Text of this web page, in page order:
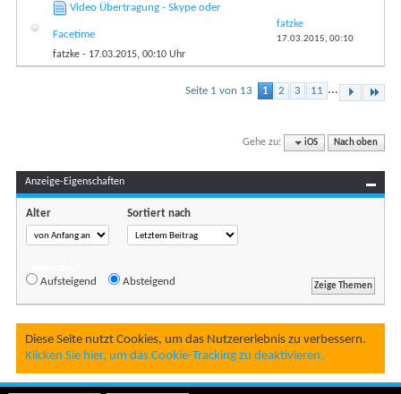
Video Übertragung - Skype oder
Facetime
fatzke - 17.03.2015, 00:10 Uhr
fatzke
17.03.2015, 00:10
Seite 1 von 13 1 2 3 11 ...
Gehe zu: iOS Nach oben
Anzeige-Eigenschaften
Alter Sortiert nach
Aufsteigend Absteigend
Diese Seite nutzt Cookies, um das Nutzererlebnis zu verbessern.
Klicken Sie hier, um das Cookie-Tracking zu deaktivieren.